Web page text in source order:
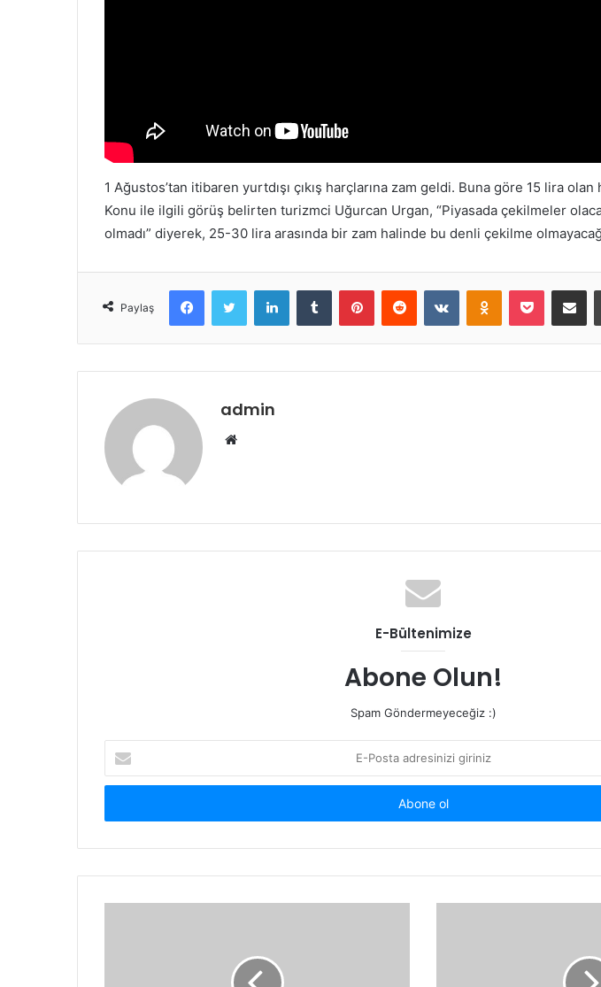
1 Ağustos’tan itibaren yurtdışı çıkış harçlarına zam geldi. Buna göre 15 lira
Konu ile ilgili görüş belirten turizmci Uğurcan Urgan, “Piyasada çekilmeler
olmadı” diyerek, 25-30 lira arasında bir zam halinde bu denli çekilme
Paylaş
FacebookTwitter LinkedInTumblr PinterestReddit VKontakteOdnoklassniki
Pocket E-
admin
Web
E-Bültenimize
Abone Olun!
Spam Göndermeyeceğiz :)
Posta
adresinizi